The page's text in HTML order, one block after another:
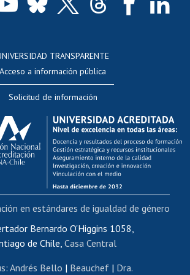
Docentes
Evaluación docente
Calificación académica
Postulación al AUCAI
Funcionarias/os
Cursos internos de capacitación
Bienestar del personal
Portal de movilidad interna
Certificado de renta
de renta honorarios
TRANSPARENTE
Acceso a información pública
Solicitud de información
Bernardo O'Higgins 1058,
de Chile,Casa Central
: Andrés Bello | Beauchef| Dra.
en estándares de igualdad de género